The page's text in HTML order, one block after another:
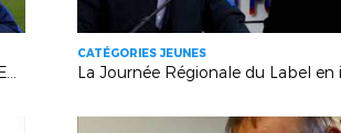
« NOUS AVONS TOUT DE SUITE ACCEPTÉ ! »
CATÉGORIES JEUNES